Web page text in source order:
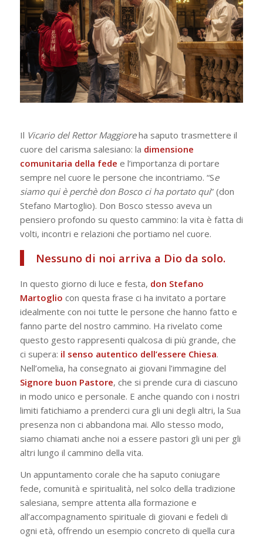
Il Vicario del Rettor Maggioreha saputo trasmettere il
cuore del carisma salesiano: la dimensione
comunitaria della fede e l’importanza di portare
sempre nel cuore le persone che incontriamo. “Se
siamo qui è perchè don Bosco ci ha portato qui” (don
Stefano Martoglio). Don Bosco stesso aveva un
pensiero profondo su questo cammino: la vita è fatta di
volti, incontri e relazioni che portiamo nel cuore.
Nessuno di noi arriva a Dio da solo.
In questo giorno di luce e festa, don Stefano
Martoglio con questa frase ci ha invitato a portare
idealmente con noi tutte le persone che hanno fatto e
fanno parte del nostro cammino. Ha rivelato come
questo gesto rappresenti qualcosa di più grande, che
ci supera: il senso autentico dell’essere Chiesa.
Nell’omelia, ha consegnato ai giovani l’immagine del
Signore buon Pastore, che si prende cura di ciascuno
in modo unico e personale. E anche quando con i nostri
limiti fatichiamo a prenderci cura gli uni degli altri, la Sua
presenza non ci abbandona mai. Allo stesso modo,
siamo chiamati anche noi a essere pastori gli uni per gli
altri lungo il cammino della vita.
Un appuntamento corale che ha saputo coniugare
fede, comunità e spiritualità, nel solco della tradizione
salesiana, sempre attenta alla formazione e
all’accompagnamento spirituale di giovani e fedeli di
ogni età, offrendo un esempio concreto di quella cura